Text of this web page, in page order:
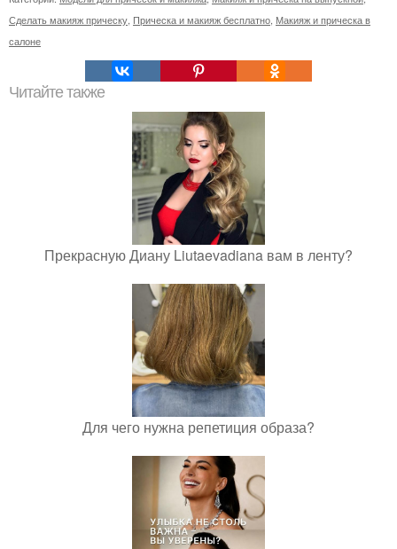
Сделать макияж прическу Прическа и макияж бесплатно Макияж и прическа в
салоне
Читайте также
Прекрасную Диану Liutaevadiana вам в ленту?
Для чего нужна репетиция образа?